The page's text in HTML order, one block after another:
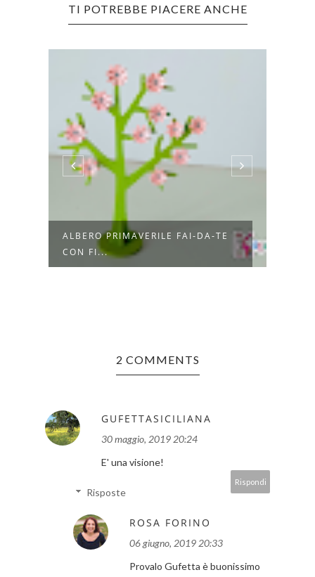
TI POTREBBE PIACERE ANCHE
ALBERO PRIMAVERILE FAI‑DA‑TE
CON FI...
2 COMMENTS
GUFETTASICILIANA
30 maggio, 2019 20:24
E' una visione!
Rispondi
Risposte
ROSA FORINO
06 giugno, 2019 20:33
Provalo Gufetta è buonissimo